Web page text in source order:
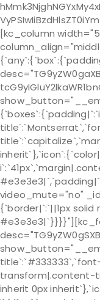
[kc_column
video_mute="no"
{`border|`:`||1px solid
transform|.content-
inherit 0px